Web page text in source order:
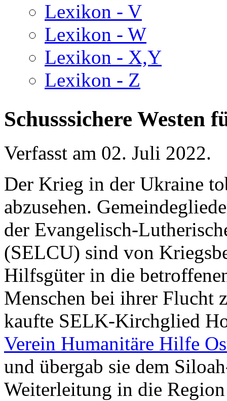
Lexikon - V
Lexikon - W
Lexikon - X,Y
Lexikon - Z
Schusssichere Westen
Verfasst am 02. Juli 2022.
Der Krieg in der Ukraine
abzusehen.
der Evangelisch-
(SELCU) sind von
Hilfsgüter in die
Menschen bei ihrer Flucht
kaufte SELK-Kirchglied
Verein Humanitäre Hilfe
und übergab sie dem
Weiterleitung in die Region